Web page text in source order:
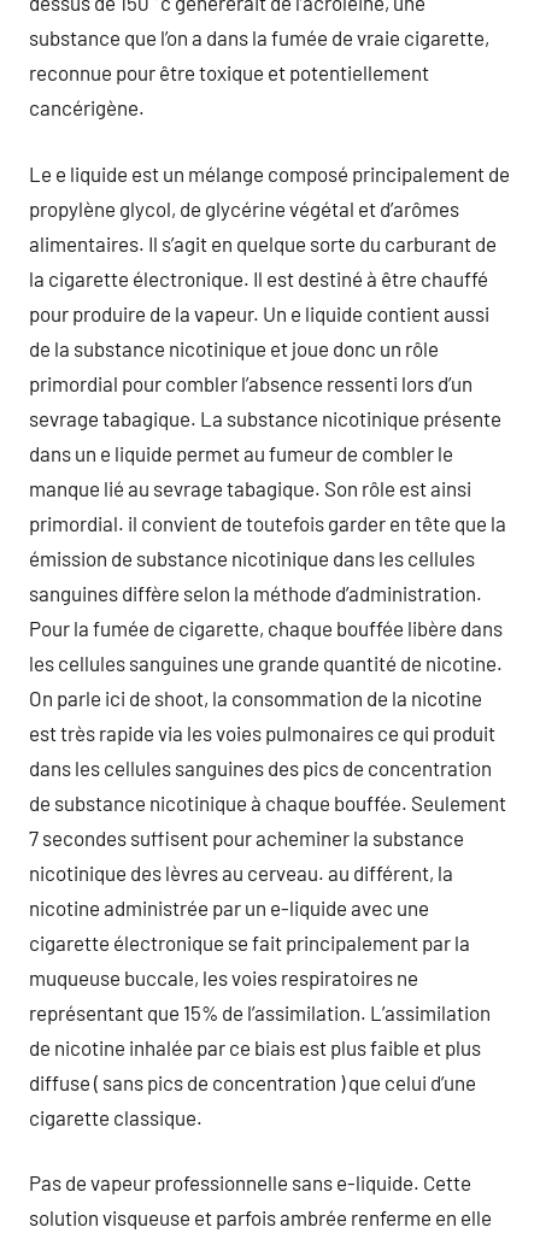
substance que l’on a dans la fumée de vraie cigarette,
reconnue pour être toxique et potentiellement
cancérigène.
Le e liquide est un mélange composé principalement de
propylène glycol, de glycérine végétal et d’arômes
alimentaires. Il s’agit en quelque sorte du carburant de
la cigarette électronique. Il est destiné à être chauffé
pour produire de la vapeur. Un e liquide contient aussi
de la substance nicotinique et joue donc un rôle
primordial pour combler l’absence ressenti lors d’un
sevrage tabagique. La substance nicotinique présente
dans un e liquide permet au fumeur de combler le
manque lié au sevrage tabagique. Son rôle est ainsi
primordial. il convient de toutefois garder en tête que la
émission de substance nicotinique dans les cellules
sanguines diffère selon la méthode d’administration.
Pour la fumée de cigarette, chaque bouffée libère dans
les cellules sanguines une grande quantité de nicotine.
On parle ici de shoot, la consommation de la nicotine
est très rapide via les voies pulmonaires ce qui produit
dans les cellules sanguines des pics de concentration
de substance nicotinique à chaque bouffée. Seulement
7 secondes suffisent pour acheminer la substance
nicotinique des lèvres au cerveau. au différent, la
nicotine administrée par un e-liquide avec une
cigarette électronique se fait principalement par la
muqueuse buccale, les voies respiratoires ne
représentant que 15% de l’assimilation. L’assimilation
de nicotine inhalée par ce biais est plus faible et plus
diffuse ( sans pics de concentration ) que celui d’une
cigarette classique.
Pas de vapeur professionnelle sans e-liquide. Cette
solution visqueuse et parfois ambrée renferme en elle